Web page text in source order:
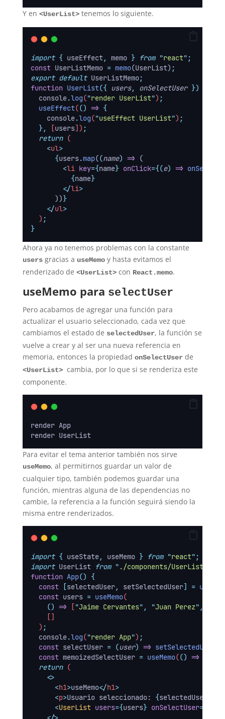
Y en <UserList>tenemos lo siguiente.
import { useEffect, memo } from "react" ;
const UserListMemo = memo(UserList) ;
export default UserListMemo;
function UserList({ users, onSelectUser })
console.log("render UserList") ;
useEffect(() => {
console.log("useEffect UserList") ;
},
[users]) ;
return (
<ul>
{users.map((name) => (
<li key={name} onClick={(e) =>
{name}
</li>
      ))
}
</ul>
  )
;
}
Ahora ya no tenemos problemas con la constante
usersgracias a useMemoy hasta evitamos el
renderizado de <UserList>con React.memo.
useMemo para selectUser
Pero acabamos de agregar una función para
actualizar el usuario seleccionado, cada vez que
cambiamos el estado de selectedUser, la función se
vuelve a crear y al ser una nueva referencia en
memoria, entonces la propiedad onSelectUserde
<UserList> cambia, por lo que si se renderiza este
componente.
render App
render UserList
Para evitar el tema anterior también nos sirve
useMemo, al permitirnos guardar un valor de
cualquier tipo, también podemos guardar una
función, mientras alguna de las dependencias no
cambie, la referencia a la función seguirá siendo la
misma entre renderizados.
import { useState, useMemo } from "react" ;
import UserList from " ./components/UserList
function App()
{
const
[selectedUser, setSelectedUser] =
const users = useMemo(
() => ["Jaime Cervantes" , "Juan Perez" ,
    []
  )
;
console.log("render App") ;
const selectUser = (user) => setSelectedUser
const memoizedSelectUser = useMemo(() =>
return (
<>
<h1>useMemo</h1>
<p>Usuario seleccionado: {selectedUser
<UserList users={users} onSelectUser={